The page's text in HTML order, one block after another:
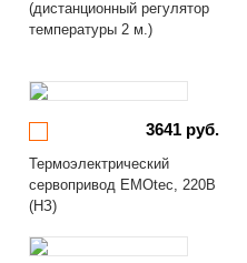
(дистанционный регулятор
температуры 2 м.)
3641 руб.
Термоэлектрический
сервопривод EMOtec, 220В
(НЗ)